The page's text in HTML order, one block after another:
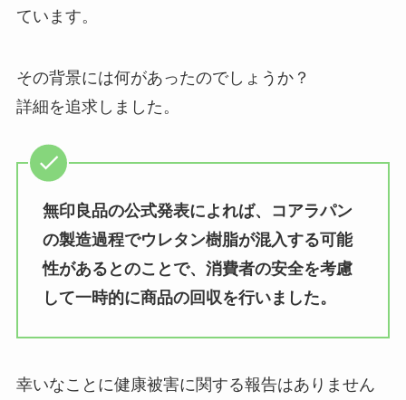
コストコポップコーンが販売中止
の理由は？体に悪いの？
る？イオンやダイソーで購入可
ています。
その背景には何があったのでしょうか？
詳細を追求しました。
無印良品の公式発表によれば、コアラパン
の製造過程でウレタン樹脂が混入する可能
性があるとのことで、消費者の安全を考慮
して一時的に商品の回収を行いました。
幸いなことに健康被害に関する報告はありません